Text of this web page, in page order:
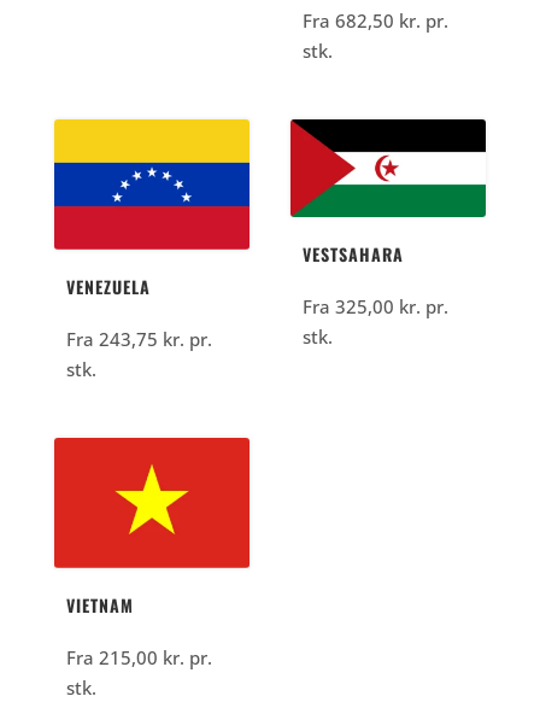
Fra682,50 kr. pr.
stk.
VENEZUELA
Fra 243,75 kr. pr.
stk.
VESTSAHARA
Fra325,00 kr. pr.
stk.
VIETNAM
Fra 215,00 kr. pr.
stk.